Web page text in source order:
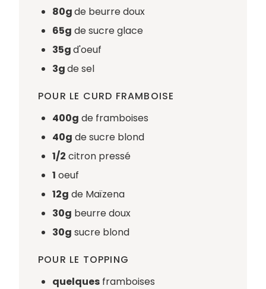
80gde beurre doux
65g de sucre glace
35gd'oeuf
3gde sel
POUR LE CURD FRAMBOISE
400g de framboises
40g de sucre blond
1/2 citron pressé
1 oeuf
12g de Maïzena
30g beurre doux
30g sucre blond
POUR LE TOPPING
quelques framboises